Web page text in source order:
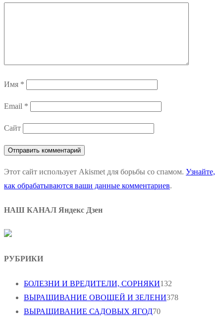
Имя *
Email *
Сайт
Этот сайт использует Akismet для борьбы со спамом. Узнайте,
как обрабатываются ваши данные комментариев.
НАШ КАНАЛ Яндекс Дзен
РУБРИКИ
БОЛЕЗНИ И ВРЕДИТЕЛИ, СОРНЯКИ132
ВЫРАЩИВАНИЕ ОВОЩЕЙ И ЗЕЛЕНИ378
ВЫРАЩИВАНИЕ САДОВЫХ ЯГОД70